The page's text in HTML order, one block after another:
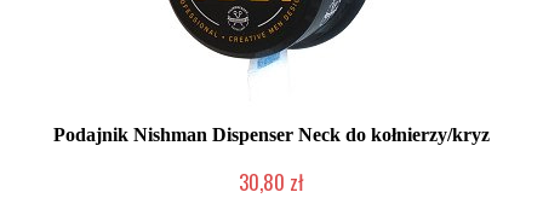
Podajnik Nishman Dispenser Neck do kołnierzy/kryz
30,80 zł